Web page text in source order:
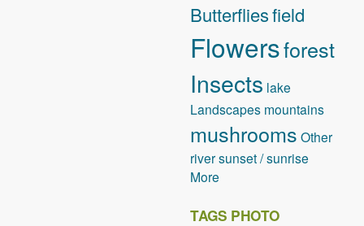
Butterfliesfield
Flowersforest
Insects lake
Landscapes mountains
mushrooms Other
riversunset / sunrise
More
TAGS PHOTO